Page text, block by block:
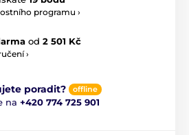
programu ›
od 2 501 Kč
›
poradit? offline
na +420 774 725 901